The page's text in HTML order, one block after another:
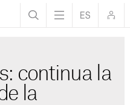
continua la
la